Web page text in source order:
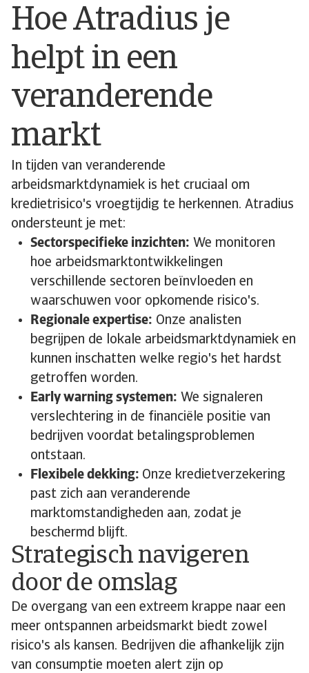
Hoe Atradius je
helpt in een
veranderende
markt
In tijden van veranderende
arbeidsmarktdynamiek is het cruciaal om
kredietrisico's vroegtijdig te herkennen. Atradius
ondersteunt je met:
Sectorspecifieke inzichten: We monitoren
hoe arbeidsmarktontwikkelingen
verschillende sectoren beïnvloeden en
waarschuwen voor opkomende risico's.
Regionale expertise: Onze analisten
begrijpen de lokale arbeidsmarktdynamiek en
kunnen inschatten welke regio's het hardst
getroffen worden.
Early warning systemen: We signaleren
verslechtering in de financiële positie van
bedrijven voordat betalingsproblemen
ontstaan.
Flexibele dekking: Onze kredietverzekering
past zich aan veranderende
marktomstandigheden aan, zodat je
beschermd blijft.
Strategisch navigeren
door de omslag
De overgang van een extreem krappe naar een
meer ontspannen arbeidsmarkt biedt zowel
risico's als kansen. Bedrijven die afhankelijk zijn
van consumptie moeten alert zijn op